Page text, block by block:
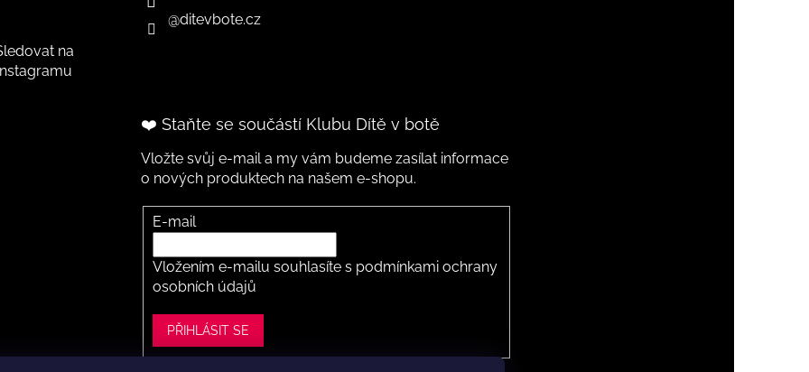
na
Instagramu
@ditevbote.cz
❤️ Staňte se součástí Klubu Dítě v botě
Vložte svůj e-mail a my vám budeme zasílat informace
o nových produktech na našem e-shopu.
E-mail
Vložením e-mailu souhlasíte s podmínkami ochrany
osobních údajů
PŘIHLÁSIT SE